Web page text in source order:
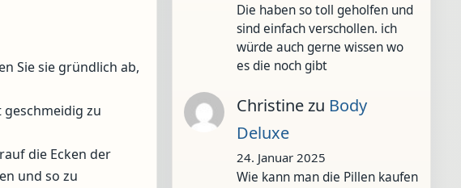
Sie sie gründlich ab,
zu
die Ecken der
und so zu
Die haben so toll geholfen und
sind einfach verschollen. ich
würde auch gerne wissen wo
es die noch gibt
Christinezu Body
Deluxe
24. Januar 2025
Wie kann man die Pillen kaufen